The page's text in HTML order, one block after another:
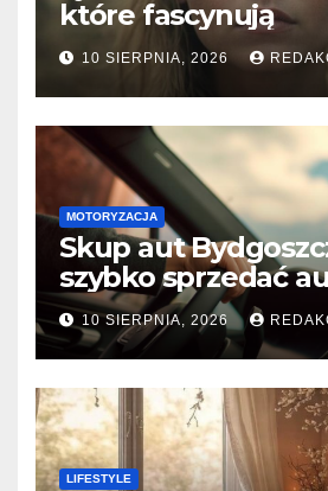
które fascynują
10 SIERPNIA, 2026
MOTORYZACJA
Skup aut
szybko sprzedać
względu na stan?
10 SIERPNIA, 2026
LIFESTYLE